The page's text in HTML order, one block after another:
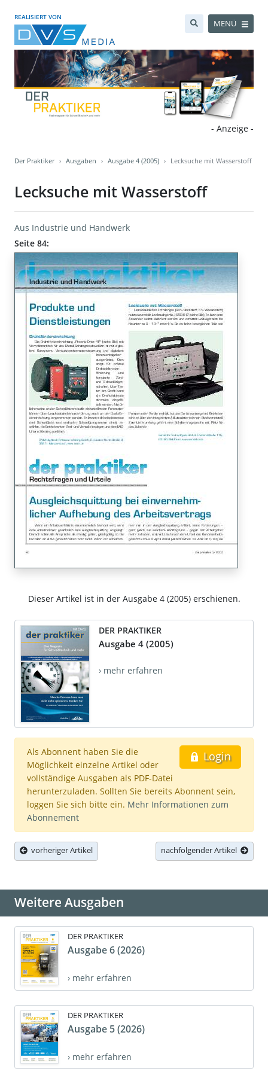
REALISIERT VON
MENÜ
- Anzeige -
Der Praktiker Ausgaben Ausgabe 4 (2005) Lecksuche mit Wasserstoff
Lecksuche mit Wasserstoff
Aus Industrie und Handwerk
Seite 84:
Dieser Artikel ist in der Ausgabe 4 (2005) erschienen.
DER PRAKTIKER
Ausgabe 4 (2005)
› mehr erfahren
Login
Als Abonnent haben Sie die
Möglichkeit einzelne Artikel oder
vollständige Ausgaben als PDF-Datei
herunterzuladen. Sollten Sie bereits Abonnent sein,
loggen Sie sich bitte ein. Mehr Informationen zum
Abonnement
vorheriger Artikel nachfolgender Artikel
Weitere Ausgaben
DER PRAKTIKER
Ausgabe 6 (2026)
› mehr erfahren
DER PRAKTIKER
Ausgabe 5 (2026)
› mehr erfahren